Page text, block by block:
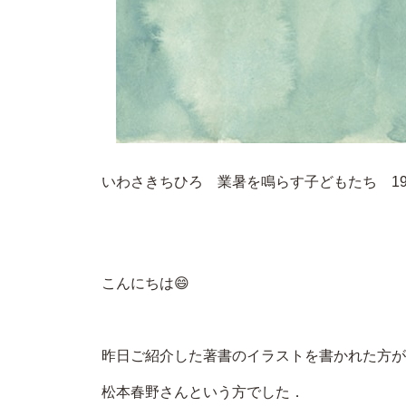
いわさきちひろ 業暑を鳴らす子どもたち
こんにちは😄
昨日ご紹介した著書のイラストを書かれた方が
松本春野さんという方でした．